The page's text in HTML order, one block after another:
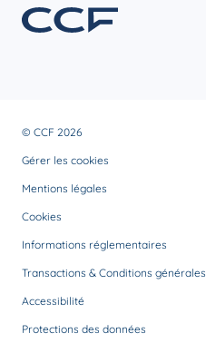
© CCF 2026
Gérer les cookies
Mentions légales
Cookies
Informations réglementaires
Transactions & Conditions générales
Accessibilité
Protections des données